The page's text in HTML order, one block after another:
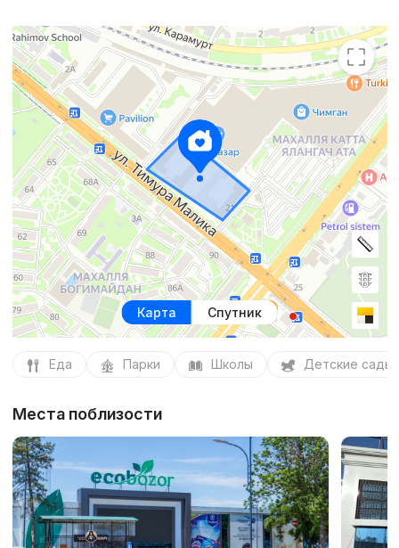
Карта Спутник
Еда Парки Школы Детские сады
Места поблизости